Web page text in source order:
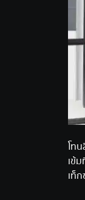
โท
เข้
เท็